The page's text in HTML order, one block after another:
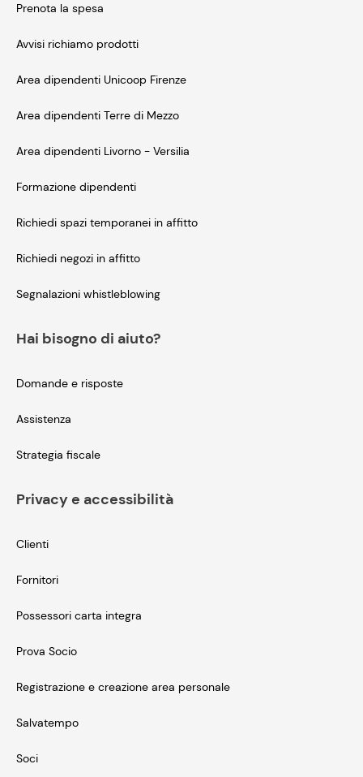
Prenota la spesa
Avvisi richiamo prodotti
Area dipendenti Unicoop Firenze
Area dipendenti Terre di Mezzo
Area dipendenti Livorno - Versilia
Formazione dipendenti
Richiedi spazi temporanei in affitto
Richiedi negozi in affitto
Segnalazioni whistleblowing
Hai bisogno di aiuto?
Domande e risposte
Assistenza
Strategia fiscale
Privacy e accessibilità
Clienti
Fornitori
Possessori carta integra
Prova Socio
Registrazione e creazione area personale
Salvatempo
Soci